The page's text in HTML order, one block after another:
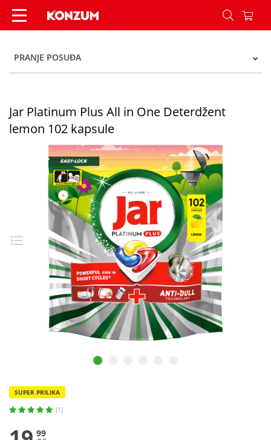
Jar Platinum Plus All in One Deterdžent lemon
PRANJE POSUĐA
Jar Platinum Plus All in One Deterdžent
lemon 102 kapsule
SUPER PRILIKA
(1)
99